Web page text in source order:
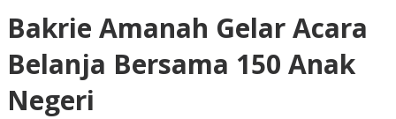
Bakrie Amanah Gelar Acara
Belanja Bersama 150 Anak
Negeri